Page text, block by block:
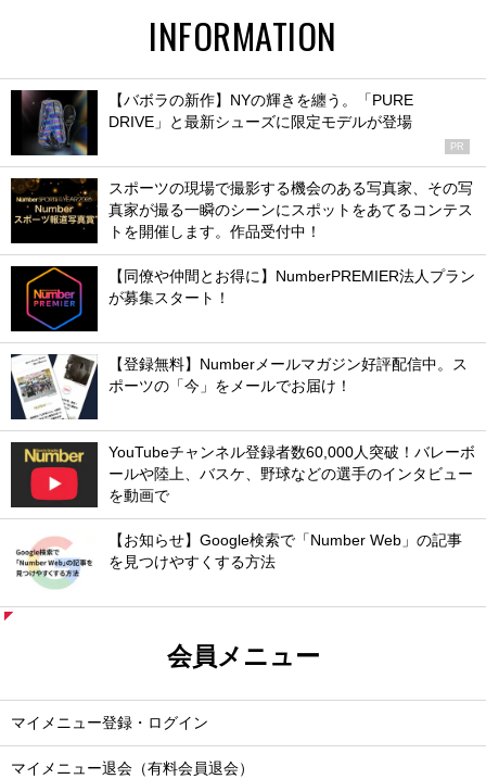
INFORMATION
【バボラの新作】NYの輝きを纏う。「PURE
DRIVE」と最新シューズに限定モデルが登場
PR
スポーツの現場で撮影する機会のある写真家、その写
真家が撮る一瞬のシーンにスポットをあてるコンテス
トを開催します。作品受付中！
【同僚や仲間とお得に】NumberPREMIER法人プラン
が募集スタート！
【登録無料】Numberメールマガジン好評配信中。ス
ポーツの「今」をメールでお届け！
YouTubeチャンネル登録者数60,000人突破！バレーボ
ールや陸上、バスケ、野球などの選手のインタビュー
を動画で
【お知らせ】Google検索で「Number Web」の記事
を見つけやすくする方法
会員メニュー
マイメニュー登録・ログイン
マイメニュー退会（有料会員退会）